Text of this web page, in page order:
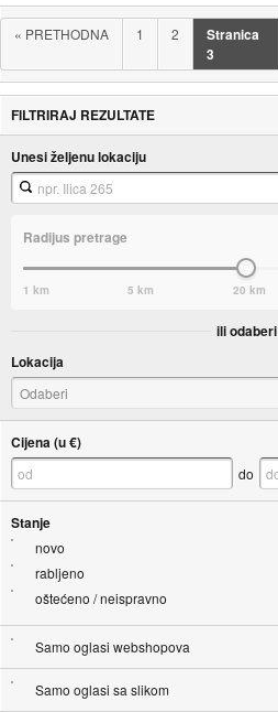
« PRETHODNA 1 2
Stranica
3
FILTRIRAJ REZULTATE
Unesi željenu lokaciju
Radijus pretrage
1 km 5 km 20 km
ili odaberi
Lokacija
Odaberi
Cijena (u €)
do
Stanje
novo
rabljeno
oštećeno / neispravno
Samo oglasi webshopova
Samo oglasi sa slikom